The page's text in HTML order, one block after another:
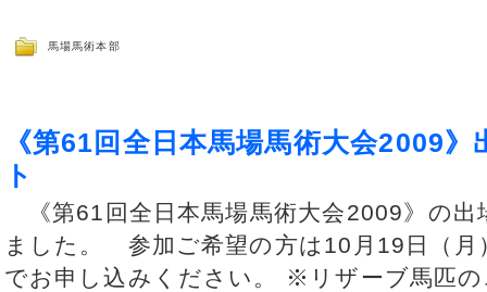
馬場馬術本部
《第61回全日本馬場馬術大会2009
ト
《第61回全日本馬場馬術大会2009》の出
ました。 参加ご希望の方は10月19日（月
でお申し込みください。 ※リザーブ馬匹